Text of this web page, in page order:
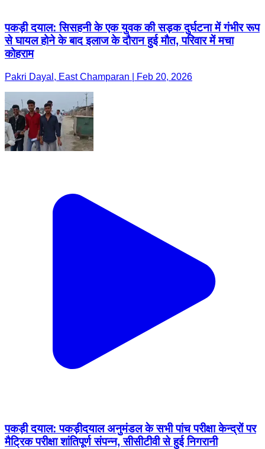
पकड़ी दयाल: सिसहनी के एक युवक की सड़क दुर्घटना में गंभीर रूप
से घायल होने के बाद इलाज के दौरान हुई मौत, परिवार में मचा
कोहराम
Pakri Dayal, East Champaran | Feb 20, 2026
पकड़ी दयाल: पकड़ीदयाल अनुमंडल के सभी पांच परीक्षा केन्द्रों पर
मैट्रिक परीक्षा शांतिपूर्ण संपन्न, सीसीटीवी से हुई निगरानी